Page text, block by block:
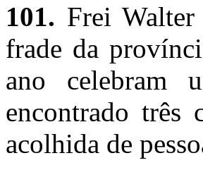
101. Frei
frade da
ano celebram
encontrado três
acolhida de